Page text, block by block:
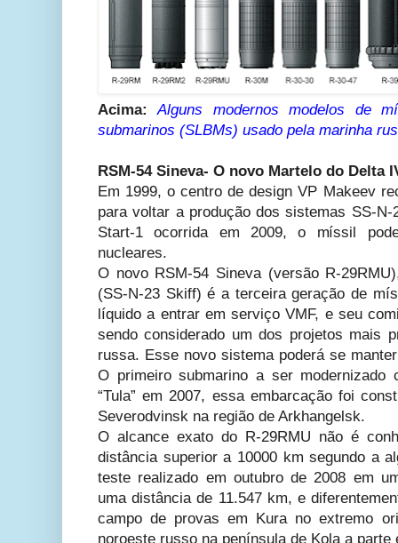
Acima:
Alguns modernos modelos de
submarinos (SLBMs) usado pela marinha
RSM-54 Sineva- O novo Martelo do Delta
Em 1999, o centro de design VP Makeev
para voltar a produção dos sistemas SS-
Start-1 ocorrida em 2009, o míssil
nucleares.
O novo RSM-54 Sineva (versão R-
(SS-N-23 Skiff) é a terceira geração de
líquido a entrar em serviço VMF, e seu
sendo considerado um dos projetos mais
russa. Esse novo sistema poderá se
O primeiro submarino a ser
“Tula” em 2007, essa embarcação foi
Severodvinsk na região de Arkhangelsk.
O alcance exato do R-29RMU não é
distância superior a 10000 km segundo a
teste realizado em outubro de 2008 em
uma distância de 11.547 km, e
campo de provas em Kura no extremo
noroeste russo na península de Kola a